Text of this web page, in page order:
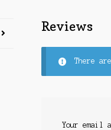
Reviews
There
Your email